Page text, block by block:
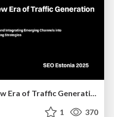
1 370